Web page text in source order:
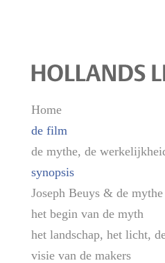
Home
de film
de mythe, de
synopsis
Joseph Beuys & de mythe
het begin van de myth
het landschap, het licht,
visie van de makers